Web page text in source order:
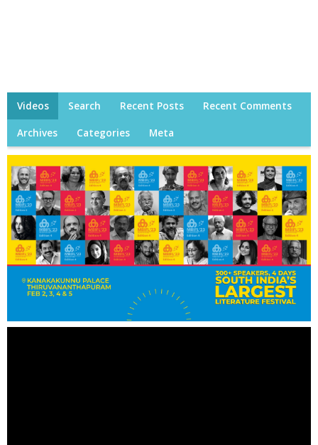
Videos Search Recent Posts Recent Comments
Archives Categories Meta